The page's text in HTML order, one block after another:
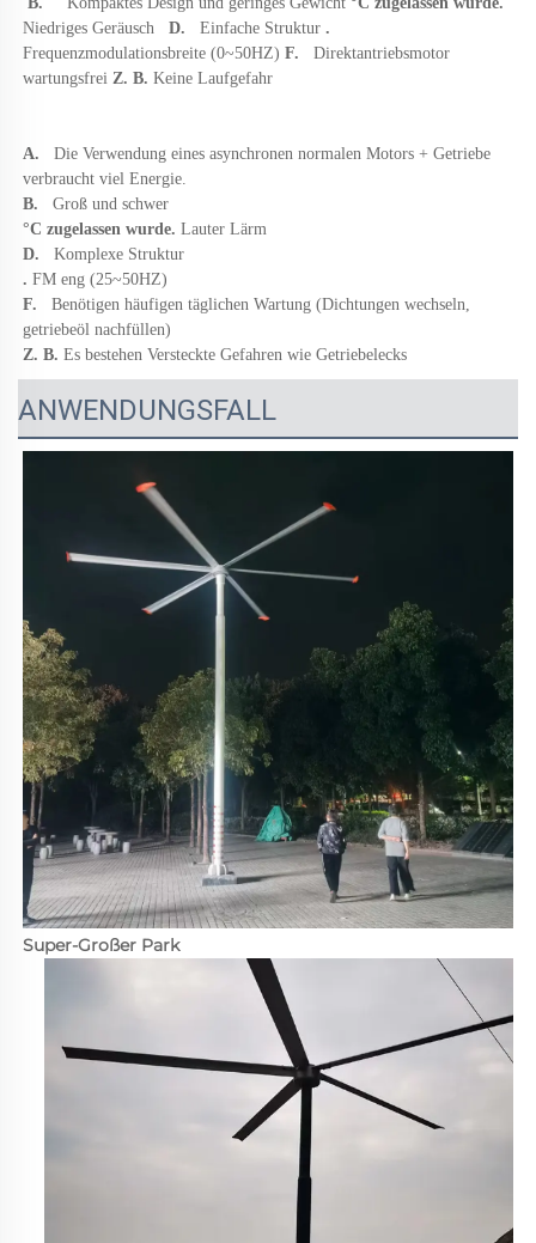
Niedriges Geräusch D. Einfache Struktur
Frequenzmodulationsbreite (0~50HZ) F. Direktantriebsmotor
wartungsfrei Z. B. Keine Laufgefahr
A. Die Verwendung eines asynchronen normalen Motors + Getriebe
verbraucht viel Energie.
B. Groß und schwer
°C zugelassen wurde. Lauter Lärm
D. Komplexe Struktur
. FM eng (25~50HZ)
F. Benötigen häufigen täglichen Wartung (Dichtungen wechseln,
getriebeöl nachfüllen)
Z. B. Es bestehen Versteckte Gefahren wie Getriebelecks
ANWENDUNGSFALL
Super-Großer Park